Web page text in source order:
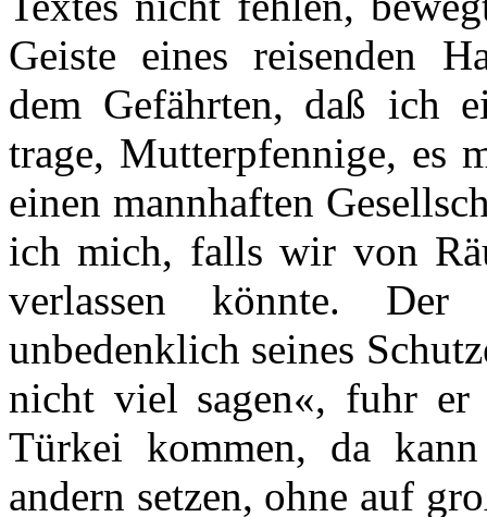
Geiste eines reisenden
dem Gefährten, daß ich
trage, Mutterpfennige, es
einen mannhaften
ich mich, falls wir von
verlassen könnte. Der
unbedenklich seines
nicht viel sagen«, fuhr
Türkei kommen, da
andern setzen, ohne auf